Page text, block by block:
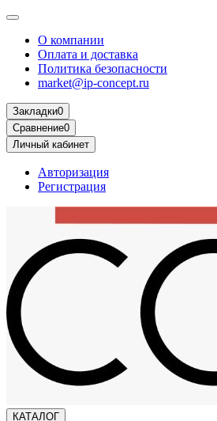
О компании
Оплата и доставка
Политика безопасности
market@ip-concept.ru
Закладки0
Сравнение0
Личный кабинет
Авторизация
Регистрация
КАТАЛОГ